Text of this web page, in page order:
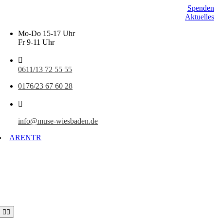
Spenden
Aktuelles
Mo-Do 15-17 Uhr
Fr 9-11 Uhr
0611/13 72 55 55
0176/23 67 60 28
info@muse-wiesbaden.de
ARENTR
Toggle
Navigation